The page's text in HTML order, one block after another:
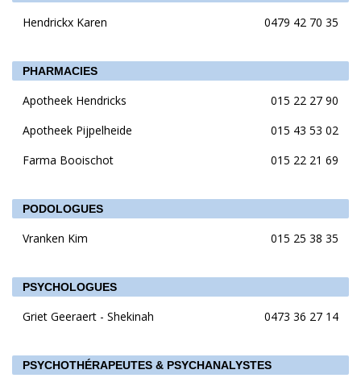
Hendrickx Karen 0479 42 70 35
PHARMACIES
Apotheek Hendricks
015 22 27 90
Apotheek Pijpelheide
015 43 53 02
Farma Booischot
015 22 21 69
PODOLOGUES
Vranken Kim 015 25 38 35
PSYCHOLOGUES
Griet Geeraert - Shekinah 0473 36 27 14
PSYCHOTHÉRAPEUTES & PSYCHANALYSTES